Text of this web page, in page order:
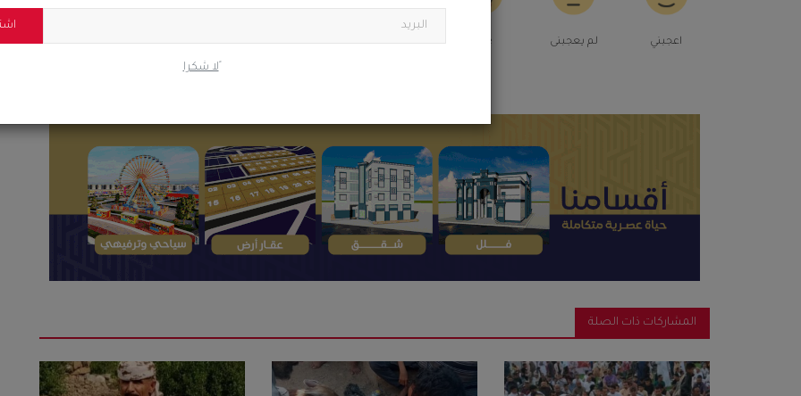
ًلا شكرا
اعجبني لم يعجبنى Love مضحك غاضب حزين رائع
المشاركات ذات الصلة